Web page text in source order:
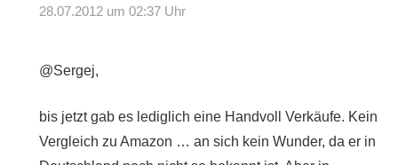
28.07.2012 um 02:37 Uhr
@Sergej,
bis jetzt gab es lediglich eine Handvoll Verkäufe. Kein
Vergleich zu Amazon … an sich kein Wunder, da er in